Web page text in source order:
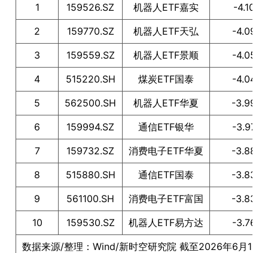
1
159526.SZ 机器人ETF嘉实
-4.10
2
159770.SZ 机器人ETF天弘
-4.09
3
159559.SZ 机器人ETF景顺
-4.05
4
515220.SH 煤炭ETF国泰
-4.04
5
562500.SH 机器人ETF华夏
-3.99
6
159994.SZ 通信ETF银华
-3.97
7
159732.SZ 消费电子ETF华夏
-3.88
8
515880.SH 通信ETF国泰
-3.83
9
561100.SH 消费电子ETF富国
-3.83
10
159530.SZ 机器人ETF易方达
-3.76
数据来源/整理：Wind/新时空研究院 截至2026年6月10